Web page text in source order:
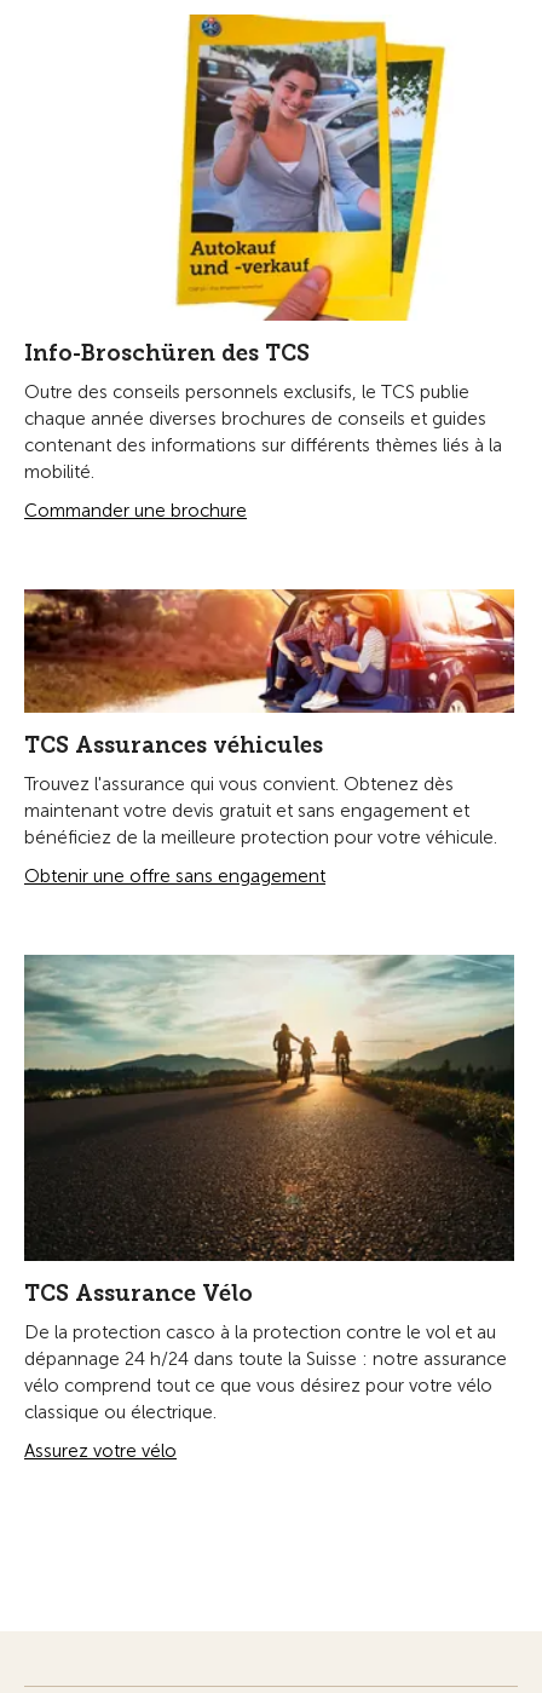
Info-Broschüren des TCS
Outre des conseils personnels exclusifs, le TCS publie
chaque année diverses brochures de conseils et guides
contenant des informations sur différents thèmes liés à la
mobilité.
Commander une brochure
TCS Assurances véhicules
Trouvez l'assurance qui vous convient. Obtenez dès
maintenant votre devis gratuit et sans engagement et
bénéficiez de la meilleure protection pour votre véhicule.
Obtenir une offre sans engagement
TCS Assurance Vélo
De la protection casco à la protection contre le vol et au
dépannage 24 h/24 dans toute la Suisse : notre assurance
vélo comprend tout ce que vous désirez pour votre vélo
classique ou électrique.
Assurez votre vélo